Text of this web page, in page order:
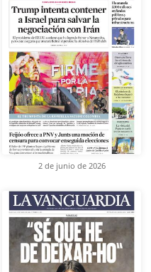
2 de junio de 2026